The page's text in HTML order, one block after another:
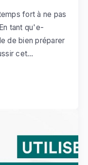
fort à ne pas
tant qu'e-
de bien préparer
cet